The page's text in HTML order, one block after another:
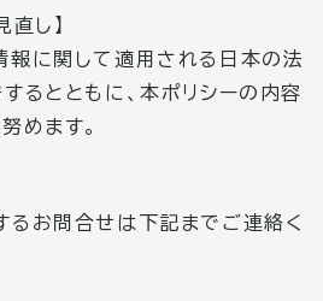
直し】
報に関して適用される日本の法
るとともに、本ポリシーの内容
めます。
るお問合せは下記までご連絡く